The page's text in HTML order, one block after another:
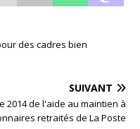
des cadres bien
SUIVANT
2014 de l'aide au maintien à
retraités de La Poste